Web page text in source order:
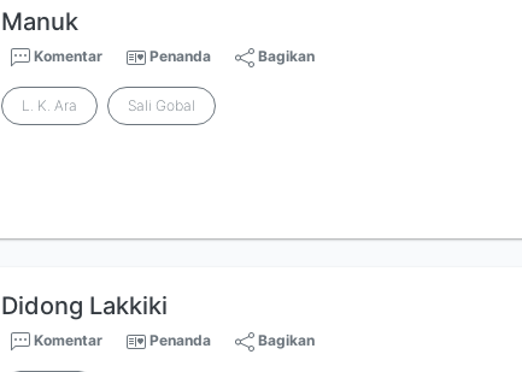
Manuk
Komentar Penanda Bagikan
L. K. Ara Sali Gobal
Didong Lakkiki
Komentar Penanda Bagikan